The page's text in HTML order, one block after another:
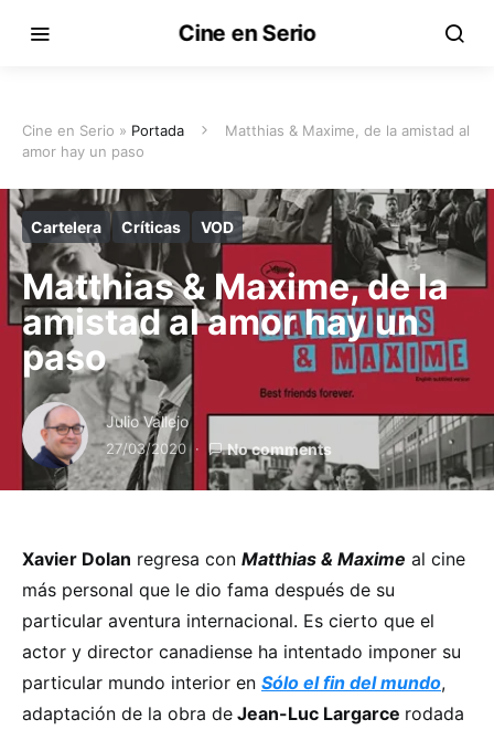
Cine en Serio
Cine en Serio » Portada
Matthias & Maxime, de la amistad al
amor hay un paso
Cartelera Críticas VOD
Matthias & Maxime, de la
amistad al amor hay un
paso
Julio Vallejo
27/03/2020 No comments
Xavier Dolan regresa con Matthias & Maxime al cine
más personal que le dio fama después de su
particular aventura internacional. Es cierto que el
actor y director canadiense ha intentado imponer su
particular mundo interior en Sólo el fin del mundo,
adaptación de la obra de Jean-Luc Largarce rodada